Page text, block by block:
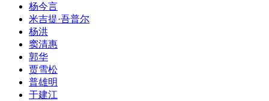
杨今言
米吉提·吾普尔
杨洪
窦清惠
郭华
贾雪松
普雄明
于建江